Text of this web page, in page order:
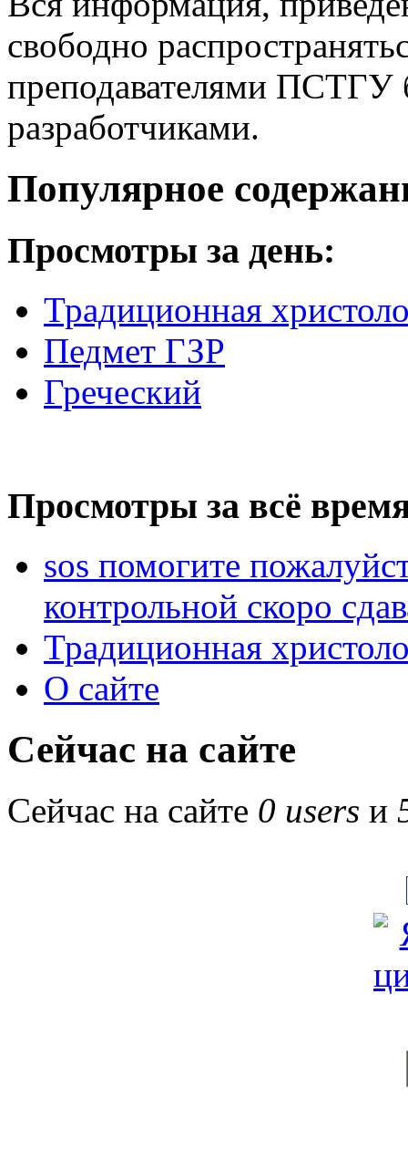
свободно
преподавателями ПСТГУ
разработчиками.
Популярное
Просмотры за день:
Традиционная
Педмет ГЗР
Греческий
Просмотры за всё
sos помогите
контрольной скоро
Традиционная
О сайте
Сейчас на сайте
Сейчас на сайте 0 users и